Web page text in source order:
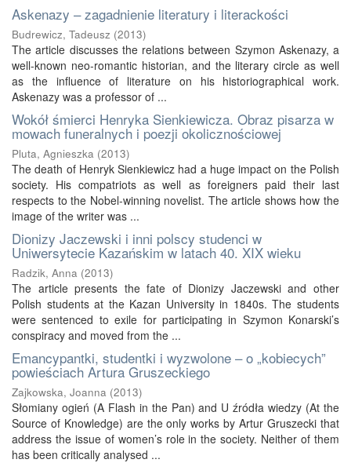
Askenazy – zagadnienie literatury i literackości
Budrewicz, Tadeusz (2013)
The article discusses the relations between Szymon Askenazy, a
well-known neo-romantic historian, and the literary circle as well
as the influence of literature on his historiographical work.
Askenazy was a professor of ...
Wokół śmierci Henryka Sienkiewicza. Obraz pisarza w
mowach funeralnych i poezji okolicznościowej
Pluta, Agnieszka (2013)
The death of Henryk Sienkiewicz had a huge impact on the Polish
society. His compatriots as well as foreigners paid their last
respects to the Nobel-winning novelist. The article shows how the
image of the writer was ...
Dionizy Jaczewski i inni polscy studenci w
Uniwersytecie Kazańskim w latach 40. XIX wieku
Radzik, Anna (2013)
The article presents the fate of Dionizy Jaczewski and other
Polish students at the Kazan University in 1840s. The students
were sentenced to exile for participating in Szymon Konarski’s
conspiracy and moved from the ...
Emancypantki, studentki i wyzwolone – o „kobiecych”
powieściach Artura Gruszeckiego
Zajkowska, Joanna (2013)
Słomiany ogień (A Flash in the Pan) and U źródła wiedzy (At the
Source of Knowledge) are the only works by Artur Gruszecki that
address the issue of women’s role in the society. Neither of them
has been critically analysed ...